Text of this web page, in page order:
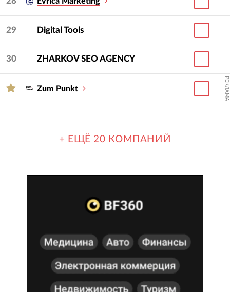
29 Digital Tools
30 ZHARKOV SEO AGENCY
Zum Punkt РЕКЛАМА
+ ЕЩЁ 20 КОМПАНИЙ